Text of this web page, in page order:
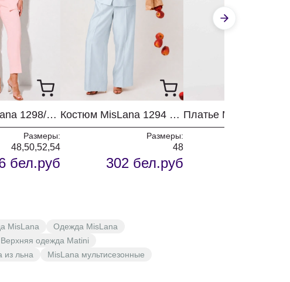
Костюм MisLana 1298/розовый
Размеры:
48,50,52,54
бел.руб
Костюм MisLana 1294 голубой
Размеры:
48
302 бел.руб
MisLana
Одежда MisLana
Верхняя одежда Matini
из льна
MisLana мультисезонные